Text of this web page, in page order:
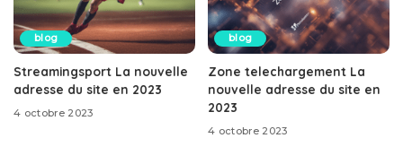
blog
Streamingsport La nouvelle
adresse du site en 2023
4 octobre 2023
blog
Zone telechargement La
nouvelle adresse du site en
2023
4 octobre 2023